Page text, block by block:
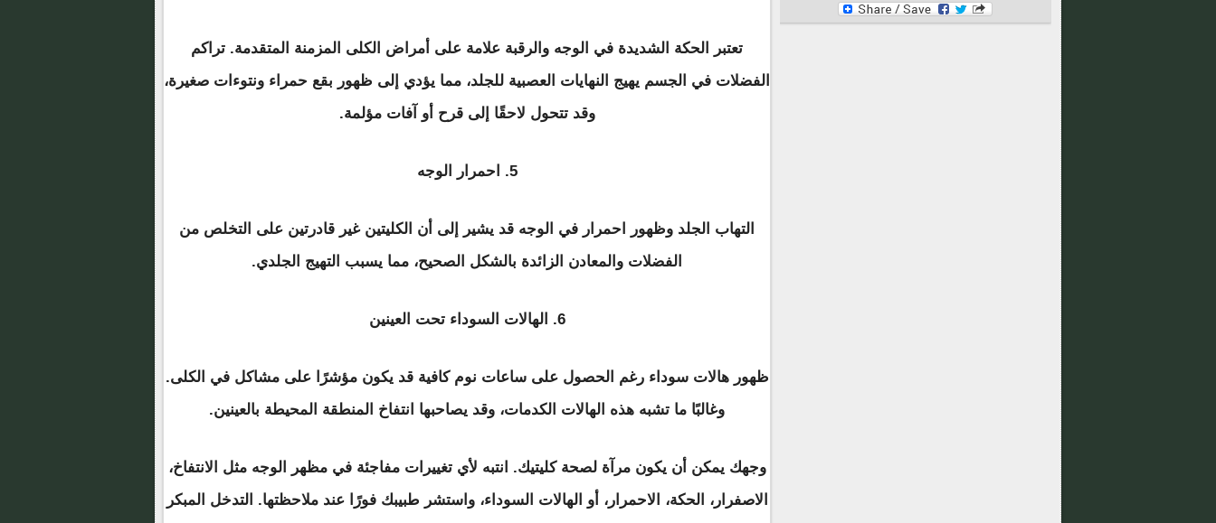
تعتبر الحكة الشديدة في الوجه والرقبة علامة على أمراض الكلى المزمنة المتقدمة. تراكم
الفضلات في الجسم يهيج النهايات العصبية للجلد، مما يؤدي إلى ظهور بقع حمراء ونتوءات صغيرة،
وقد تتحول لاحقًا إلى قرح أو آفات مؤلمة.
5. احمرار الوجه
التهاب الجلد وظهور احمرار في الوجه قد يشير إلى أن الكليتين غير قادرتين على التخلص من
الفضلات والمعادن الزائدة بالشكل الصحيح، مما يسبب التهيج الجلدي.
6. الهالات السوداء تحت العينين
ظهور هالات سوداء رغم الحصول على ساعات نوم كافية قد يكون مؤشرًا على مشاكل في الكلى.
وغالبًا ما تشبه هذه الهالات الكدمات، وقد يصاحبها انتفاخ المنطقة المحيطة بالعينين.
وجهك يمكن أن يكون مرآة لصحة كليتيك. انتبه لأي تغييرات مفاجئة في مظهر الوجه مثل الانتفاخ،
الاصفرار، الحكة، الاحمرار، أو الهالات السوداء، واستشر طبيبك فورًا عند ملاحظتها. التدخل المبكر